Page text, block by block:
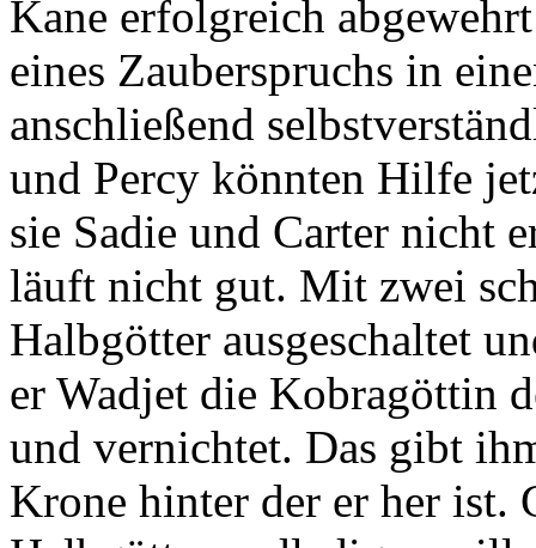
Kane erfolgreich
eines Zauberspruchs in
anschließend
und Percy könnten Hilfe
sie Sadie und Carter nicht
läuft nicht gut. Mit zwei
Halbgötter ausgeschaltet
er Wadjet die Kobragöttin
und vernichtet. Das gibt
Krone hinter der er her ist.